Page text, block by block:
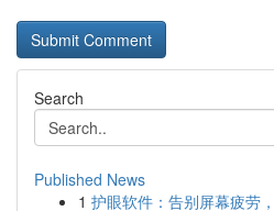
Search
Published News
1 护眼软件：告别屏幕疲劳